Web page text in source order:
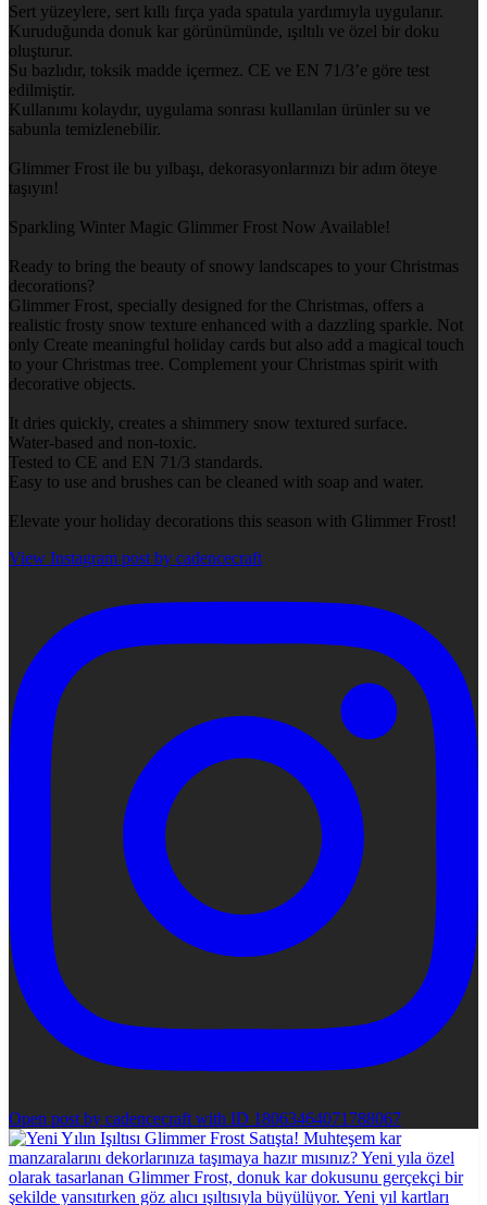
Sert yüzeylere, sert kıllı fırça yada spatula yardımıyla uygulanır.
Kuruduğunda donuk kar görünümünde, ışıltılı ve özel bir doku
oluşturur.
Su bazlıdır, toksik madde içermez. CE ve EN 71/3’e göre test
edilmiştir.
Kullanımı kolaydır, uygulama sonrası kullanılan ürünler su ve
sabunla temizlenebilir.
Glimmer Frost ile bu yılbaşı, dekorasyonlarınızı bir adım öteye
taşıyın!
Sparkling Winter Magic Glimmer Frost Now Available!
Ready to bring the beauty of snowy landscapes to your Christmas
decorations?
Glimmer Frost, specially designed for the Christmas, offers a
realistic frosty snow texture enhanced with a dazzling sparkle. Not
only Create meaningful holiday cards but also add a magical touch
to your Christmas tree. Complement your Christmas spirit with
decorative objects.
It dries quickly, creates a shimmery snow textured surface.
Water-based and non-toxic.
Tested to CE and EN 71/3 standards.
Easy to use and brushes can be cleaned with soap and water.
Elevate your holiday decorations this season with Glimmer Frost!
View Instagram post by cadencecraft
Open post by cadencecraft with ID 18063464071788067